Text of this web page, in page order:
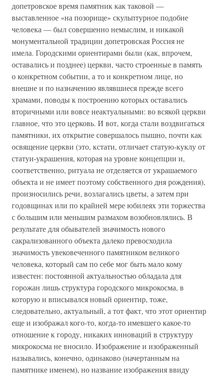
допетровское время памятник как таковой —
выставленное «на позорище» скульптурное подобие
человека — был совершенно немыслим, и никакой
монументальной традиции допетровская Россия не
имела. Городскими ориентирами были (как, впрочем,
оставались и позднее) церкви, часто строенные в память
о конкретном событии, а то и конкретном лице, но
внешне и по назначению являвшиеся прежде всего
храмами, поводы к построению которых оставались
вторичными или вовсе неактуальными: во всякой церкви
главное, что это церковь. И вот, когда стали воздвигаться
памятники, их открытие совершалось пышно, почти как
освящение церкви (это, кстати, отличает статую-куклу от
статуи-украшения, которая на уровне концепции и,
соответственно, ритуала не отделяется от украшаемого
объекта и не имеет поэтому собственного дня рождения),
произносились речи, возлагались цветы, а затем при
годовщинах или по крайней мере юбилеях эти торжества
с большим или меньшим размахом возобновлялись. В
результате для обывателей значимость нового
сакрализованного объекта далеко превосходила
значимость увековеченного памятником великого
человека, который сам по себе мог быть мало кому
известен: постоянной актуальностью обладала для
горожан лишь структура городского микрокосма, в
которую и вписывался новый ориентир, тоже,
следовательно, актуальный, а тот факт, что этот ориентир
еще и изображал кого-то, когда-то имевшего какое-то
отношение к городу, никаких инноваций в структуру
микрокосма не вносило. Изображение и изображенный
назывались, конечно, одинаково (начертанным на
памятнике именем), но название изображения ввиду